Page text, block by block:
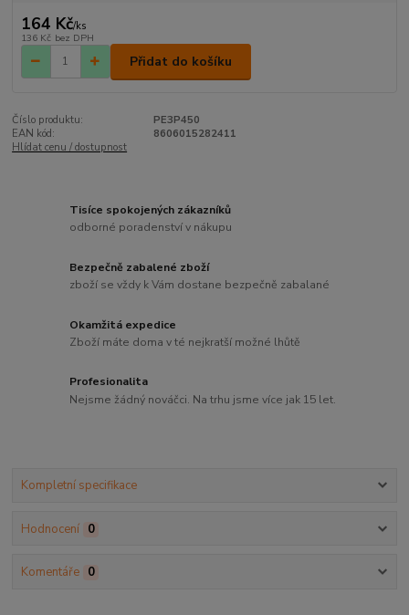
164 Kč/ks
136 Kč bez DPH
Přidat do košíku
Číslo produktu:
PE3P450
EAN kód:
8606015282411
Hlídat cenu / dostupnost
Tisíce spokojených zákazníků
odborné poradenství v nákupu
Bezpečně zabalené zboží
zboží se vždy k Vám dostane bezpečně zabalané
Okamžitá expedice
Zboží máte doma v té nejkratší možné lhůtě
Profesionalita
Nejsme žádný nováčci. Na trhu jsme více jak 15 let.
Kompletní specifikace
Hodnocení 0
Komentáře 0